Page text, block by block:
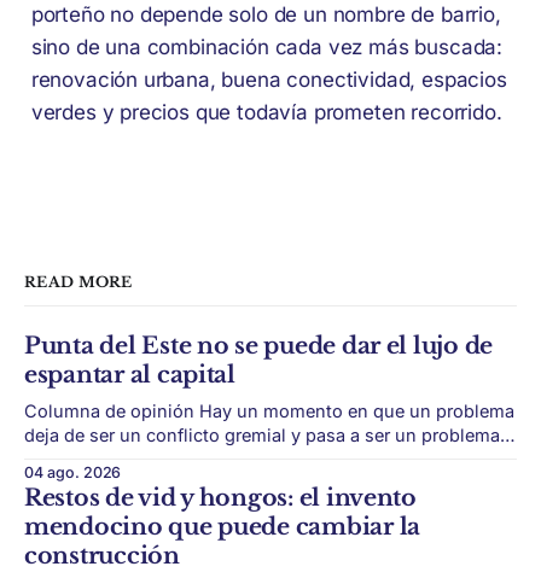
porteño no depende solo de un nombre de barrio,
sino de una combinación cada vez más buscada:
renovación urbana, buena conectividad, espacios
verdes y precios que todavía prometen recorrido.
READ MORE
Punta del Este no se puede dar el lujo de
espantar al capital
Columna de opinión Hay un momento en que un problema
deja de ser un conflicto gremial y pasa a ser un problema
sin rodeos: lo que está en juego en Punta del Este no es
una obra, ni una temporada,
04 ago. 2026
Restos de vid y hongos: el invento
mendocino que puede cambiar la
construcción